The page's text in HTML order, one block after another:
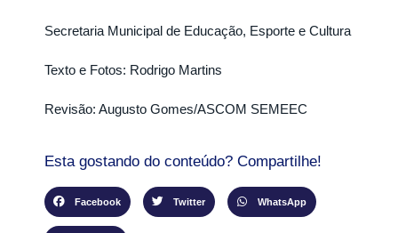
Secretaria Municipal de Educação, Esporte e Cultura
Texto e Fotos: Rodrigo Martins
Revisão: Augusto Gomes/ASCOM SEMEEC
Esta gostando do conteúdo? Compartilhe!
Facebook Twitter WhatsApp